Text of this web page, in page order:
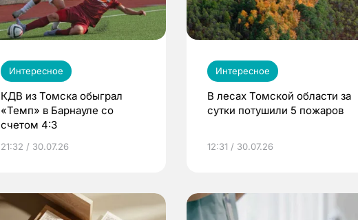
Интересное
КДВ из Томска обыграл
«Темп» в Барнауле со
счетом 4:3
21:32 / 30.07.26
Интересное
В лесах Томской области за
сутки потушили 5 пожаров
12:31 / 30.07.26